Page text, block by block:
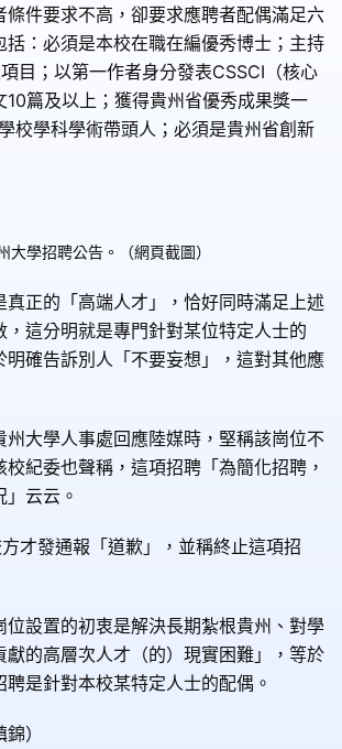
條件要求不高，卻要求應聘者配偶滿足六
括：必須是本校在職在編優秀博士；主持
目；以第一作者身分發表CSSCI（核心
10篇及以上；獲得貴州省優秀成果獎一
校學科學術帶頭人；必須是貴州省創新
大學招聘公告。（網頁截圖）
真正的「高端人才」，恰好同時滿足上述
，這分明就是專門針對某位特定人士的
明確告訴別人「不要妄想」，這對其他應
州大學人事處回應陸媒時，堅稱該崗位不
紀委也聲稱，這項招聘「為簡化招聘，
云云。
才發通報「道歉」，並稱終止這項招
位設置的初衷是解決長期紮根貴州、對學
獻的高層次人才（的）現實困難」，等於
是針對本校某特定人士的配偶。
）